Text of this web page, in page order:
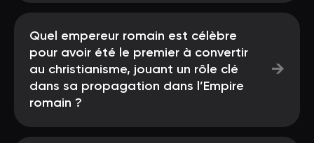
Quel empereur romain est célèbre
pour avoir été le premier à convertir
au christianisme, jouant un rôle clé
dans sa propagation dans l’Empire
romain ?
→